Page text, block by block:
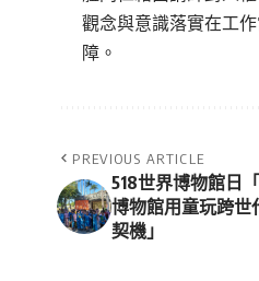
觀念與意識落實在工
障。
PREVIOUS ARTICLE
518世界博物館日
博物館用童玩跨世
契機」